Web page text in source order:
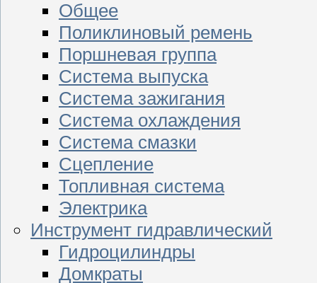
Общее
Поликлиновый ремень
Поршневая группа
Система выпуска
Система зажигания
Система охлаждения
Система смазки
Сцепление
Топливная система
Электрика
Инструмент гидравлический
Гидроцилиндры
Домкраты